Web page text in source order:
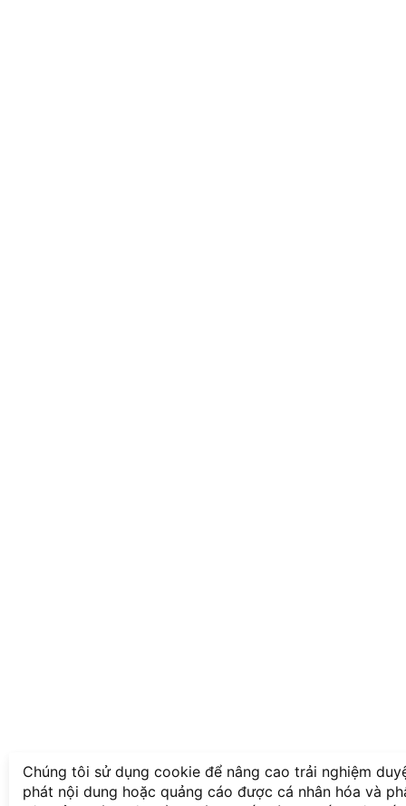
Chúng tôi sử dụng cookie để nâng cao trải nghiệm
phát nội dung hoặc quảng cáo được cá nhân hóa và